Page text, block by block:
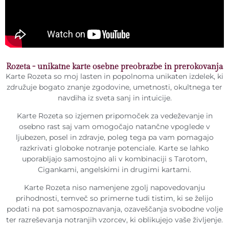
Rozeta - unikatne karte osebne preobrazbe in prerokovanja
Karte Rozeta so moj lasten in popolnoma unikaten izdelek, ki
združuje bogato znanje zgodovine, umetnosti, okultnega ter
navdiha iz sveta sanj in intuicije.
Karte Rozeta so izjemen pripomoček za vedeževanje in
osebno rast saj vam omogočajo natančne vpoglede v
ljubezen, posel in zdravje, poleg tega pa vam pomagajo
razkrivati globoke notranje potenciale. Karte se lahko
uporabljajo samostojno ali v kombinaciji s Tarotom,
Cigankami, angelskimi in drugimi kartami.
Karte Rozeta niso namenjene zgolj napovedovanju
prihodnosti, temveč so primerne tudi tistim, ki se želijo
podati na pot samospoznavanja, ozaveščanja svobodne volje
ter razreševanja notranjih vzorcev, ki oblikujejo vaše življenje.